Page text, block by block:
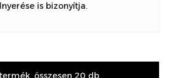
is bizonyítja.
termék, összesen 20 db